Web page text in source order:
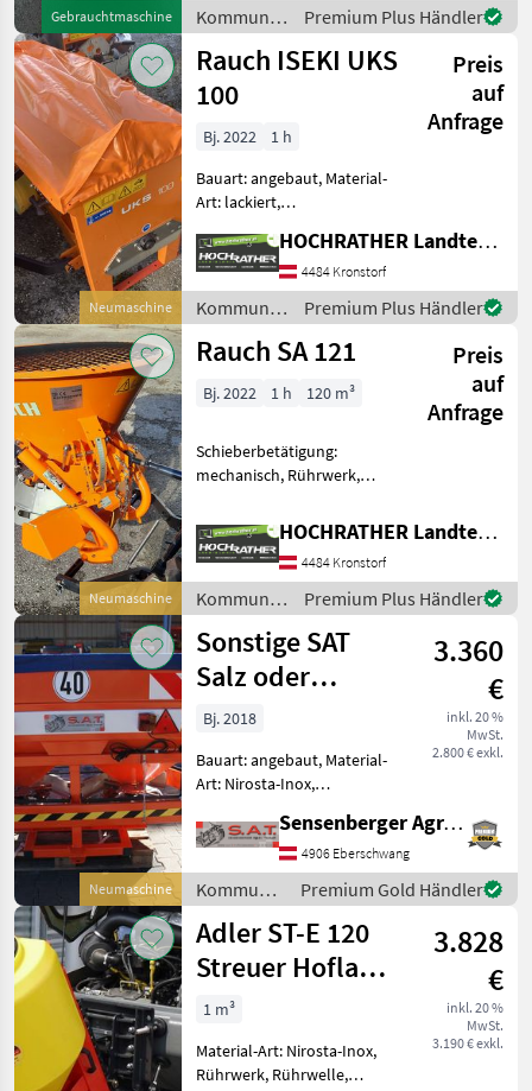
Gebrauchtmaschine
gebraucht, hydr. Schieber,
mech. S
Kommunalgeräte
/ Landgut
Premium Plus Händler
Neumaschine
Rauch ISEKI UKS
100
Preis
auf
Anfrage
Bj. 2022
1 h
Bauart: angebaut, Material-
Art: lackiert,
mechanisch, Rührwerk,
Abdeckplane,
Streubegrenzung Rauch
Kastenstreuer UKS 100 +
Baujahr: 2022 + Eigeng
HOCHRATHER Landtechnik GmbH
4484 Kronstorf
Kommunalgeräte
/ Rauch
Premium Plus Händler
Neumaschine
Rauch SA 121
Preis
auf
Anfrage
Bj. 2022 1 h 120 m³
Schieberbetätigung:
mechanisch, Rührwerk,
Streubegrenzung Rauch
Schleuderstreuer SA 121 -
Arbeitsbreite 0, 5 bis 5m -
Volumen 120l - Zapf
HOCHRATHER Landtechnik GmbH
4484 Kronstorf
Kommunalgeräte
/ Rauch
Premium Plus Händler
Neumaschine
Sonstige SAT
Salz oder
Splitstreuer-
3.360
€
inkl. 20 %
MwSt.
2.800 € exkl.
Bj. 2018
Bauart: angebaut, Material-
Art: Nirosta-Inox,
hydraulisch, Rührwerk,
Rührwelle, Lichtanlage,
Abdeckplane,
Streubegrenzung Neuer
Zweischeibenstreuer
Sensenberger Agrar-Technik
4906 Eberschwang
Kommunalgeräte
/ Sonstige
Premium Gold Händler
Adler ST-E 120
Streuer Hoflader
Radlader Lehner
Rauch
3.828
€
inkl. 20 %
MwSt.
3.190 € exkl.
1 m³
Material-Art: Nirosta-Inox,
Rührwerk, Rührwelle,